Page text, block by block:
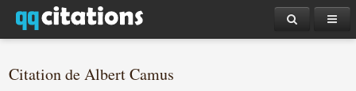
Citation de Albert Camus